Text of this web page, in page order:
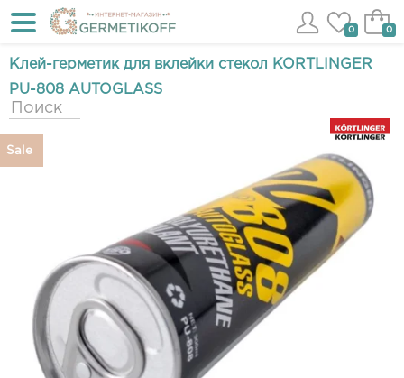
0 0
Клей-герметик для вклейки стекол KORTLINGER
PU-808 AUTOGLASS
Sale